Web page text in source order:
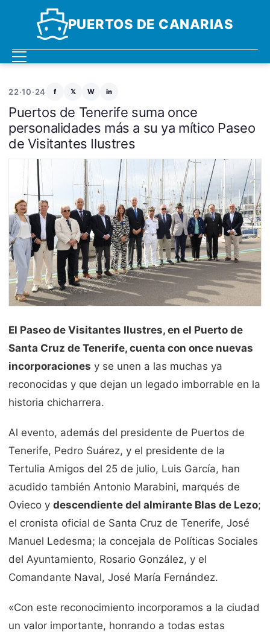
PUERTOS DE CANARIAS
22·10·24 f 𝕏 W in
Puertos de Tenerife suma once
personalidades más a su ya mítico Paseo
de Visitantes Ilustres
El Paseo de Visitantes Ilustres, en el Puerto de
Santa Cruz de Tenerife, cuenta con once nuevas
incorporaciones y se unen a las muchas ya
reconocidas y que dejan un legado imborrable en la
historia chicharrera.
Al evento, además del presidente de Puertos de
Tenerife, Pedro Suárez, y el presidente de la
Tertulia Amigos del 25 de julio, Luis García, han
acudido también Antonio Marabini, marqués de
Ovieco y descendiente del almirante Blas de Lezo;
el cronista oficial de Santa Cruz de Tenerife, José
Manuel Ledesma; la concejala de Políticas Sociales
del Ayuntamiento, Rosario González, y el
Comandante Naval, José María Fernández.
«Con este reconocimiento incorporamos a la ciudad
un valor importante, honrando a todas estas